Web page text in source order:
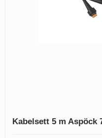
Kabelsett 5 m Aspöck